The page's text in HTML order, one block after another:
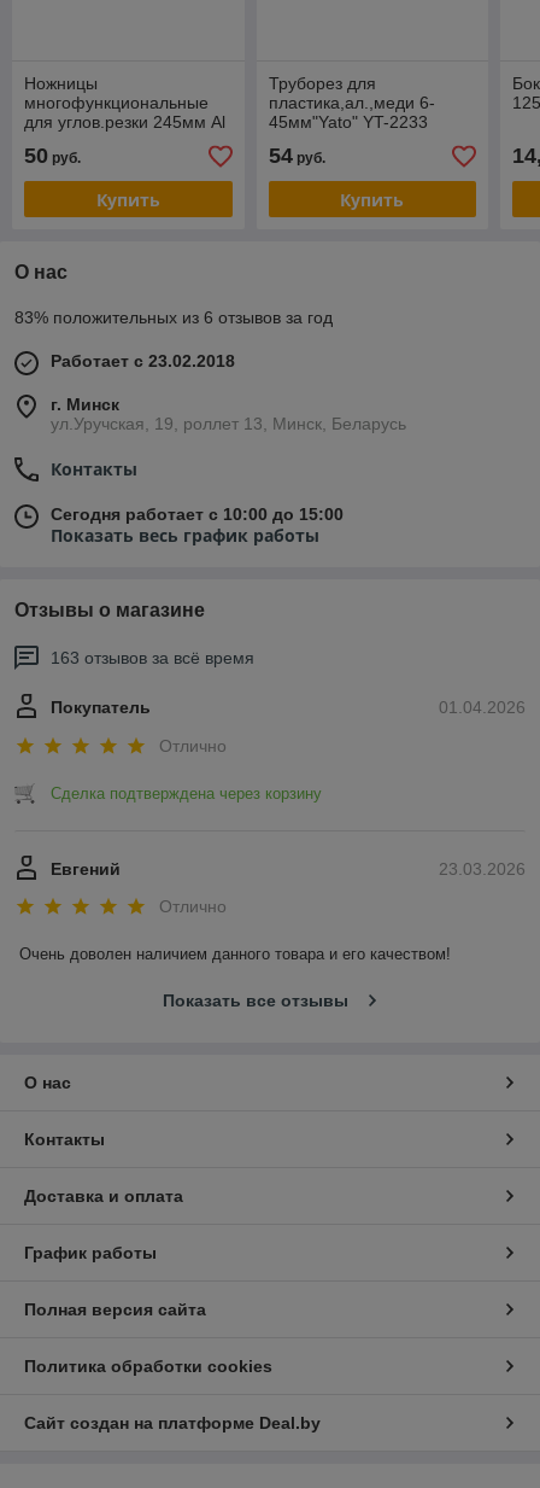
Ножницы
многофункциональные
для углов.резки 245мм Al
50 руб.
Купить
Труборез для
пластика,ал.,меди 6-
45мм"Yato" YT-2233
54руб.
Купить
О нас
83% положительных из 6 отзывов за год
Работает с 23.02.2018
г. Минск
ул.Уручская, 19, роллет 13, Минск, Беларусь
Контакты
Сегодня работает с 10:00 до 15:00
Показать весь график работы
Отзывы о магазине
163 отзывов за всё время
01.04.2026
Покупатель
Отлично
Сделка подтверждена через корзину
23.03.2026
Евгений
Отлично
Очень доволен наличием данного товара и его качеством!
Показать все отзывы
О нас
Контакты
Доставка и оплата
График работы
Полная версия сайта
Политика обработки cookies
Сайт создан на платформе Deal.by